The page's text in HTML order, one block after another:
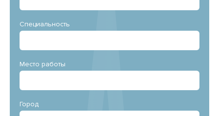
Специальность
Место работы
Город